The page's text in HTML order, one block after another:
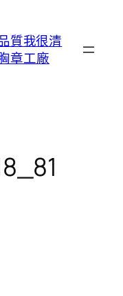
質我很清
章工廠